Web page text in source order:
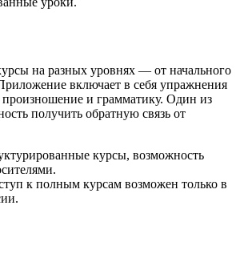
на разных уровнях — от начального
включает в себя упражнения
и грамматику. Один из
получить обратную связь от
курсы, возможность
к полным курсам возможен только в